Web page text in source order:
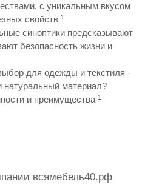
с уникальным вкусом
свойств 1
синоптики предсказывают
безопасность жизни и
для одежды и текстиля -
натуральный материал?
и преимущества 1
всямебель40.рф